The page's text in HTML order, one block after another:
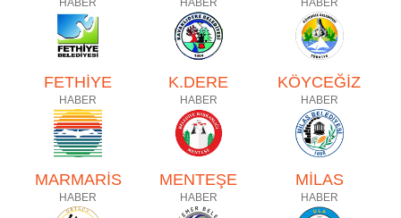
HABER HABER HABER
FETHİYE
HABER
K.DERE
HABER
KÖYCEĞİZ
HABER
MARMARİS
HABER
MENTEŞE
HABER
MİLAS
HABER